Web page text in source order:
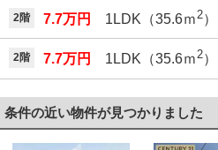
2階 7.7万円 1LDK（35.6ｍ 2）
2階 7.7万円 1LDK（35.6ｍ2）
条件の近い物件が見つかりました